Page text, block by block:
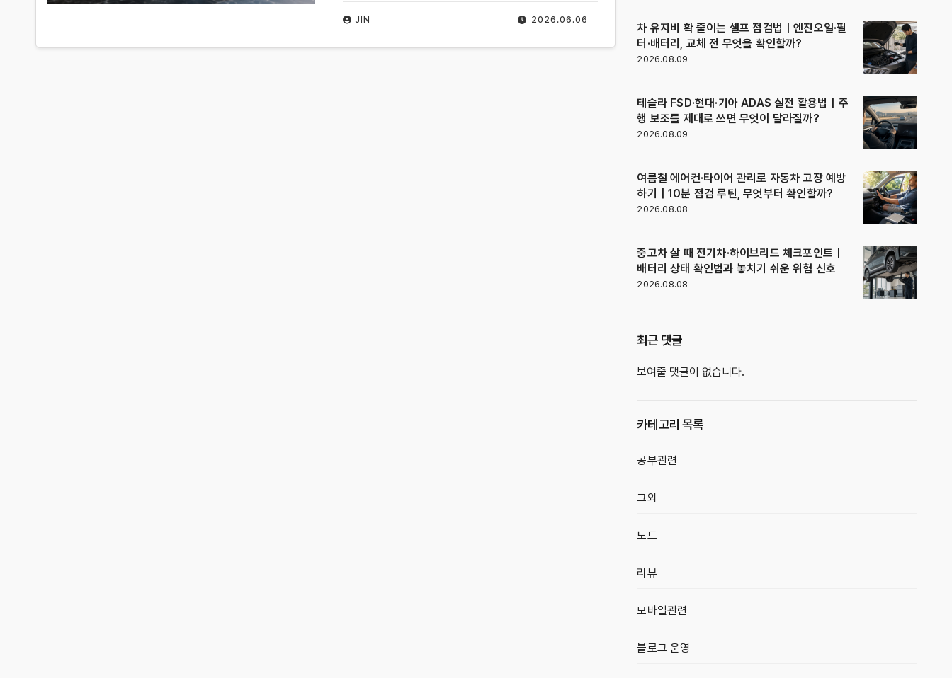
2026.06.06
JIN
차 유지비 확 줄이는 셀프 점검법｜엔진오일·필
터·배터리, 교체 전 무엇을 확인할까?
2026.08.09
테슬라 FSD·현대·기아 ADAS 실전 활용법｜주
행 보조를 제대로 쓰면 무엇이 달라질까?
2026.08.09
여름철 에어컨·타이어 관리로 자동차 고장 예방
하기｜10분 점검 루틴, 무엇부터 확인할까?
2026.08.08
중고차 살 때 전기차·하이브리드 체크포인트｜
배터리 상태 확인법과 놓치기 쉬운 위험 신호
2026.08.08
최근 댓글
보여줄 댓글이 없습니다.
카테고리 목록
공부관련
그외
노트
리뷰
모바일관련
블로그 운영